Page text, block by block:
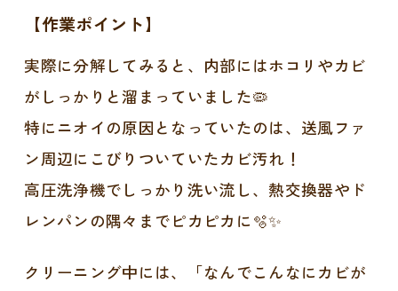
【作業ポイント】
実際に分解してみると、内部にはホコリやカビ
がしっかりと溜まっていました🦠
特にニオイの原因となっていたのは、送風ファ
ン周辺にこびりついていたカビ汚れ！
高圧洗浄機でしっかり洗い流し、熱交換器やド
レンパンの隅々までピカピカに🫧✨
クリーニング中には、「なんでこんなにカビが